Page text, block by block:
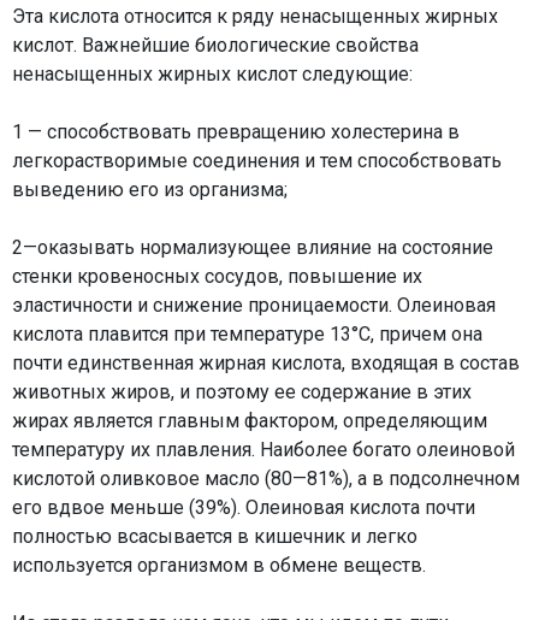
Эта кислота относится к ряду ненасыщенных жирных
кислот. Важнейшие биологические свойства
ненасыщенных жирных кислот следующие:
1 — способствовать превращению холестерина в
легкорастворимые соединения и тем способствовать
выведению его из организма;
2—оказывать нормализующее влияние на состояние
стенки кровеносных сосудов, повышение их
эластичности и снижение проницаемости. Олеиновая
кислота плавится при температуре 13°С, причем она
почти единственная жирная кислота, входящая в состав
животных жиров, и поэтому ее содержание в этих
жирах является главным фактором, определяющим
температуру их плавления. Наиболее богато олеиновой
кислотой оливковое масло (80—81%), а в подсолнечном
его вдвое меньше (39%). Олеиновая кислота почти
полностью всасывается в кишечник и легко
используется организмом в обмене веществ.